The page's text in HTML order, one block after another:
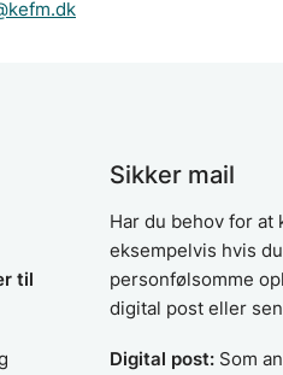
til
Sikker mail
Har du behov for
eksempelvis hvis
personfølsomme
digital post eller
Digital post:Som